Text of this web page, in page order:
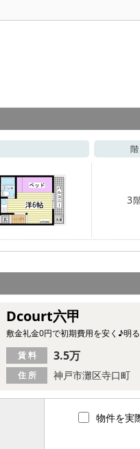
階
3
Dcourt六甲
敷金礼金0円で初期費用を安く♪明
住 所 神戸市灘区寺口町
賃 料 3.5万
物件を実